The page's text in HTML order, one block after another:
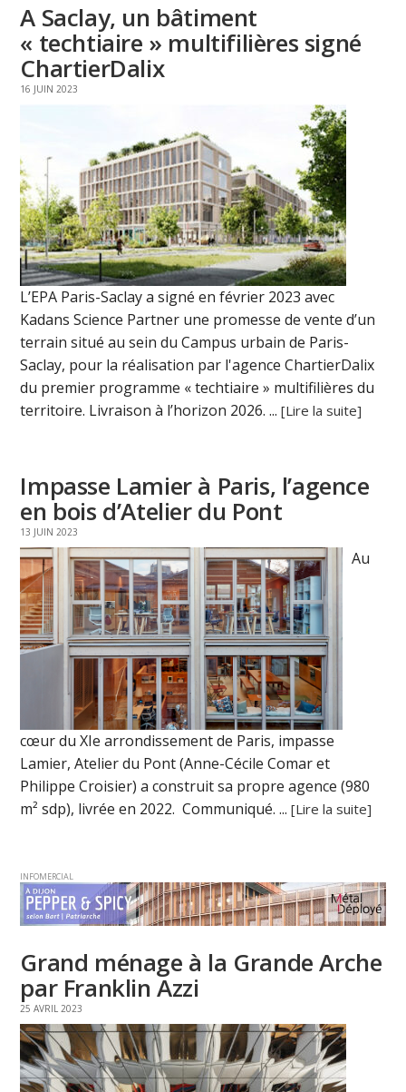
A Saclay, un bâtiment
« techtiaire » multifilières signé
ChartierDalix
16 JUIN 2023
L’EPA Paris-Saclay a signé en février 2023 avec
Kadans Science Partner une promesse de vente d’un
terrain situé au sein du Campus urbain de Paris-
Saclay, pour la réalisation par l'agence ChartierDalix
du premier programme « techtiaire » multifilières du
territoire. Livraison à l’horizon 2026. ...[Lire la suite]
Impasse Lamier à Paris, l’agence
en bois d’Atelier du Pont
13 JUIN 2023
Au
cœur du XIe arrondissement de Paris, impasse
Lamier, Atelier du Pont (Anne-Cécile Comar et
Philippe Croisier) a construit sa propre agence (980
m² sdp), livrée en 2022. Communiqué. ...[Lire la suite]
INFOMERCIAL
Grand ménage à la Grande Arche
par Franklin Azzi
25 AVRIL 2023